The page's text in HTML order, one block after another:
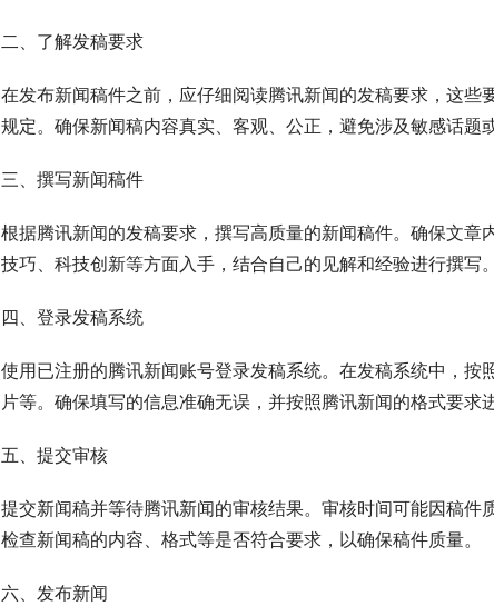
二、了解发稿要求
在发布新闻稿件之前，应仔细阅读腾讯新闻的发稿要求，这
规定。确保新闻稿内容真实、客观、公正，避免涉及敏感话题
三、撰写新闻稿件
根据腾讯新闻的发稿要求，撰写高质量的新闻稿件。确保文
技巧、科技创新等方面入手，结合自己的见解和经验进行撰写。
四、登录发稿系统
使用已注册的腾讯新闻账号登录发稿系统。在发稿系统中，
片等。确保填写的信息准确无误，并按照腾讯新闻的格式要求
五、提交审核
提交新闻稿并等待腾讯新闻的审核结果。审核时间可能因稿
检查新闻稿的内容、格式等是否符合要求，以确保稿件质量。
六、发布新闻